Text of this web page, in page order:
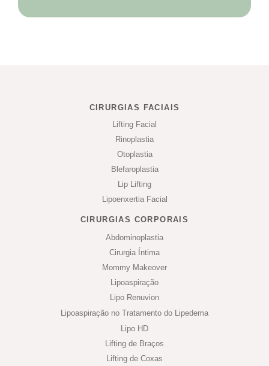
CIRURGIAS FACIAIS
Lifting Facial
Rinoplastia
Otoplastia
Blefaroplastia
Lip Lifting
Lipoenxertia Facial
CIRURGIAS CORPORAIS
Abdominoplastia
Cirurgia Íntima
Mommy Makeover
Lipoaspiração
Lipo Renuvion
Lipoaspiração no Tratamento do Lipedema
Lipo HD
Lifting de Braços
Lifting de Coxas